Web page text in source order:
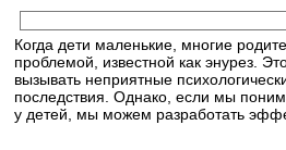
Когда дети маленькие, многие
проблемой, известной как энурез.
вызывать неприятные
последствия. Однако, если мы
у детей, мы можем разработать